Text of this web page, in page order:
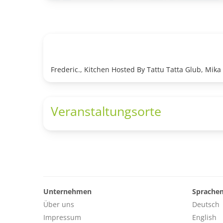
Frederic., Kitchen Hosted By Tattu Tatta Glub, Mika
Veranstaltungsorte
Unternehmen
Über uns
Impressum
Deutsch
English